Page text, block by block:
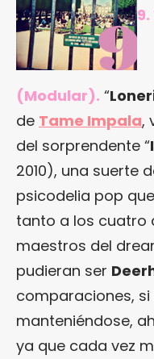
(Modular). “
de Tame Impala,
del sorprendente “
2010), una suerte
psicodelia pop
tanto a los cuatro
maestros del
pudieran ser
comparaciones,
manteniéndose,
ya que cada vez